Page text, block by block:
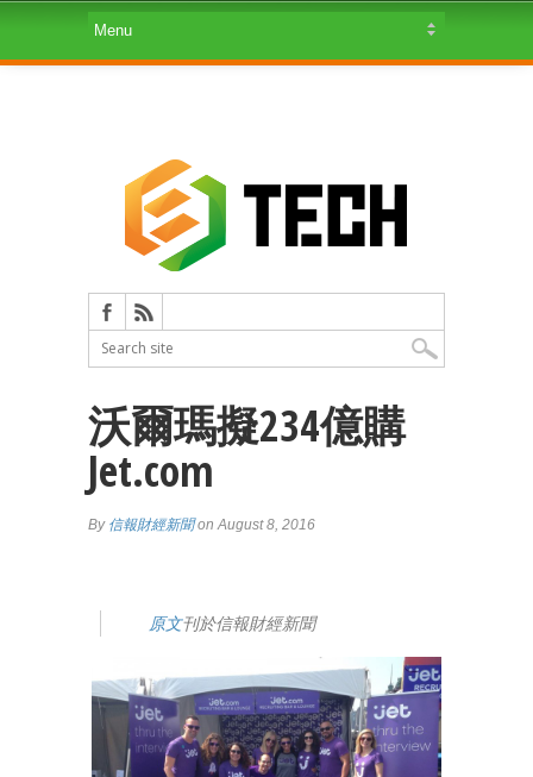
沃爾瑪擬234億購
Jet.com
By 信報財經新聞on August 8, 2016
原文刊於信報財經新聞